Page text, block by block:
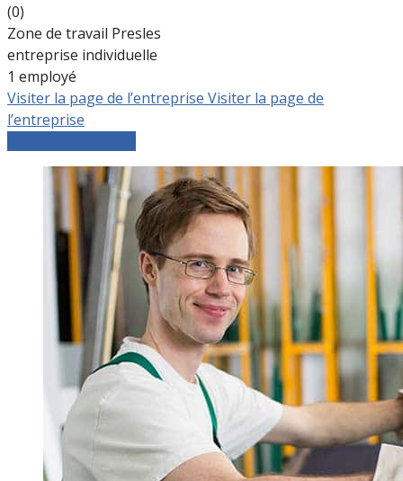
(0)
Zone de travail Presles
entreprise individuelle
1 employé
Visiter la page de l’entreprise Visiter la page de
l’entreprise